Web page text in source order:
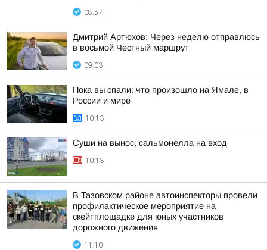
08:57
Дмитрий Артюхов: Через неделю отправлюсь
в восьмой Честный маршрут
09:03
Пока вы спали: что произошло на Ямале, в
России и мире
10:13
Суши на вынос, сальмонелла на вход
10:13
В Тазовском районе автоинспекторы провели
профилактическое мероприятие на
скейтплощадке для юных участников
дорожного движения
11:10